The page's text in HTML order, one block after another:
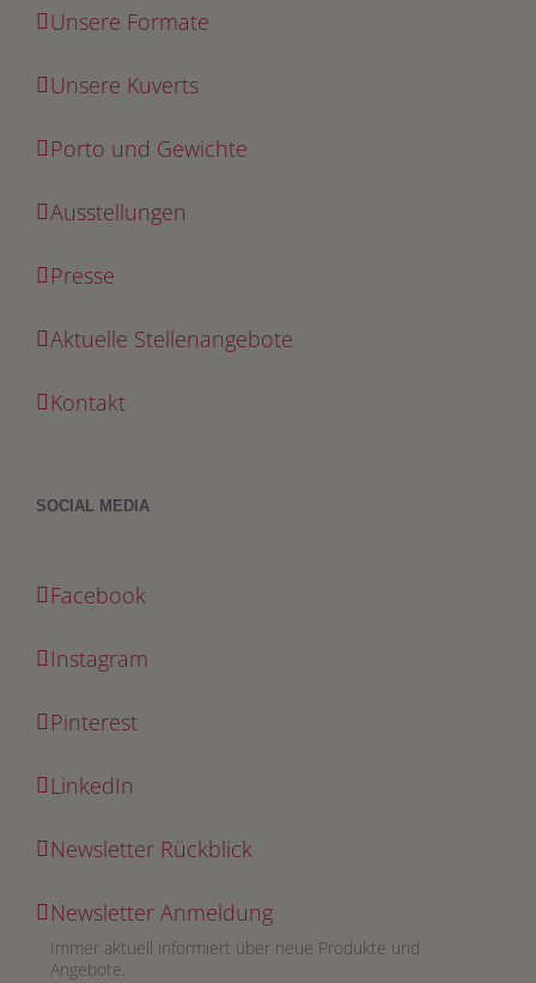
Unsere Formate
Unsere Kuverts
Porto und Gewichte
Ausstellungen
Presse
Aktuelle Stellenangebote
Kontakt
SOCIAL MEDIA
Facebook
Instagram
Pinterest
LinkedIn
Newsletter Rückblick
Newsletter Anmeldung
Immer aktuell informiert über neue Produkte und
Angebote.